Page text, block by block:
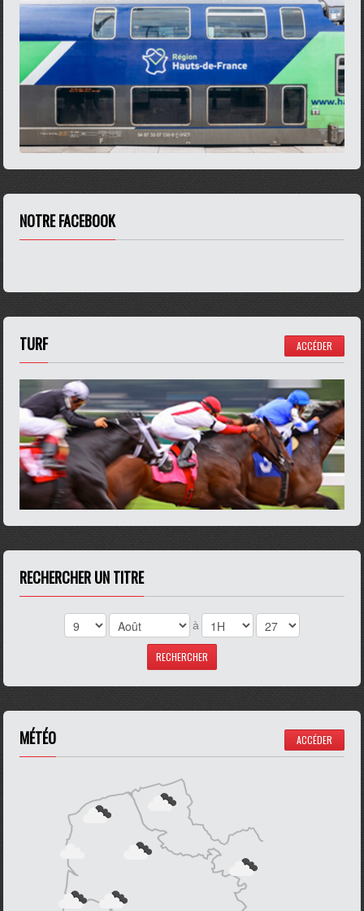
NOTRE FACEBOOK
TURF ACCÉDER
RECHERCHER UN TITRE
à
MÉTÉO ACCÉDER